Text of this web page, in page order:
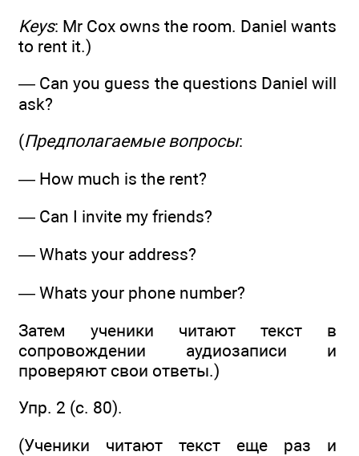
Keys: Mr Сох owns the room. Daniel wants
to rent it.)
— Can you guess the questions Daniel will
ask?
(Предполагаемые вопросы:
— How much is the rent?
— Can I invite my friends?
— Whats your address?
— Whats your phone number?
Затем ученики читают текст в
сопровождении аудиозаписи и
проверяют свои ответы.)
Упр. 2 (с. 80).
(Ученики читают текст еще раз и